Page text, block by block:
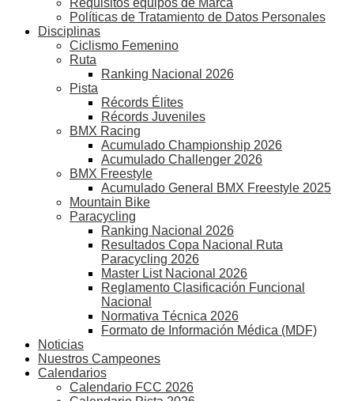
Requisitos equipos de Marca
Políticas de Tratamiento de Datos Personales
Disciplinas
Ciclismo Femenino
Ruta
Ranking Nacional 2026
Pista
Récords Élites
Récords Juveniles
BMX Racing
Acumulado Championship 2026
Acumulado Challenger 2026
BMX Freestyle
Acumulado General BMX Freestyle 2025
Mountain Bike
Paracycling
Ranking Nacional 2026
Resultados Copa Nacional Ruta
Paracycling 2026
Master List Nacional 2026
Reglamento Clasificación Funcional
Nacional
Normativa Técnica 2026
Formato de Información Médica (MDF)
Noticias
Nuestros Campeones
Calendarios
Calendario FCC 2026